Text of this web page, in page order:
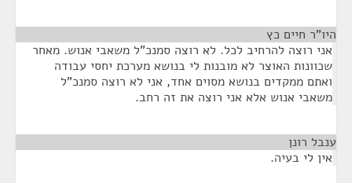
היו"ר חיים כץ
אני רוצה להרחיב לכל. לא רוצה סמנכ"ל משאבי אנוש. מאחר
שכוונות האוצר לא מובנות לי בנושא מערכת יחסי עבודה
ואתם ממקדים בנושא מסוים אחד, אני לא רוצה סמנכ"ל
משאבי אנוש אלא אני רוצה את זה רחב.
ענבל רונן
אין לי בעיה.